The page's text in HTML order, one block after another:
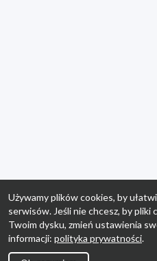
Używamy plików cookies, by
serwisów. Jeśli nie chcesz, by pliki
Twoim dysku, zmień ustawienia
informacji: polityka prywatności.